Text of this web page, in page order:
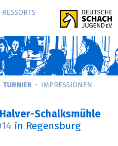
RESSORTS
TURNIER IMPRESSIONEN
Schalksmühle
in Regensburg